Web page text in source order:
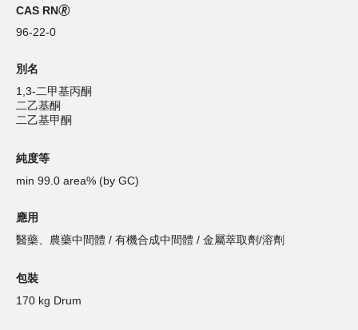
CAS RN🄬
96-22-0
別名
1,3-二甲基丙酮
二乙基酮
二乙基甲酮
純度等
min 99.0 area% (by GC)
應用
醫藥、農藥中間體 / 有機合成中間體 / 金屬萃取劑/溶劑
包裝
170 kg Drum